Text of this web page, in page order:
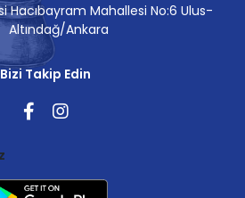
Hacıbayram Mahallesi No:6 Ulus-
Altındağ/Ankara
Bizi Takip Edin